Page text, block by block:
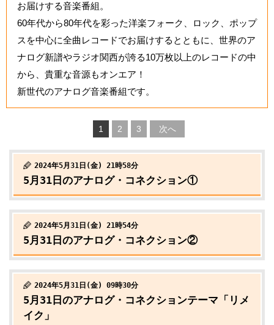
お届けする音楽番組。
60年代から80年代を彩った洋楽フォーク、ロック、ポップ
スを中心に全曲レコードでお届けするとともに、世界のア
ナログ新譜やラジオ関西が誇る10万枚以上のレコードの中
から、貴重な音源もオンエア！
新世代のアナログ音楽番組です。
1 2 3 次へ
2024年5月31日(金) 21時58分
5月31日のアナログ・コネクション①
2024年5月31日(金) 21時54分
5月31日のアナログ・コネクション②
2024年5月31日(金) 09時30分
5月31日のアナログ・コネクションテーマ「リメ
イク」